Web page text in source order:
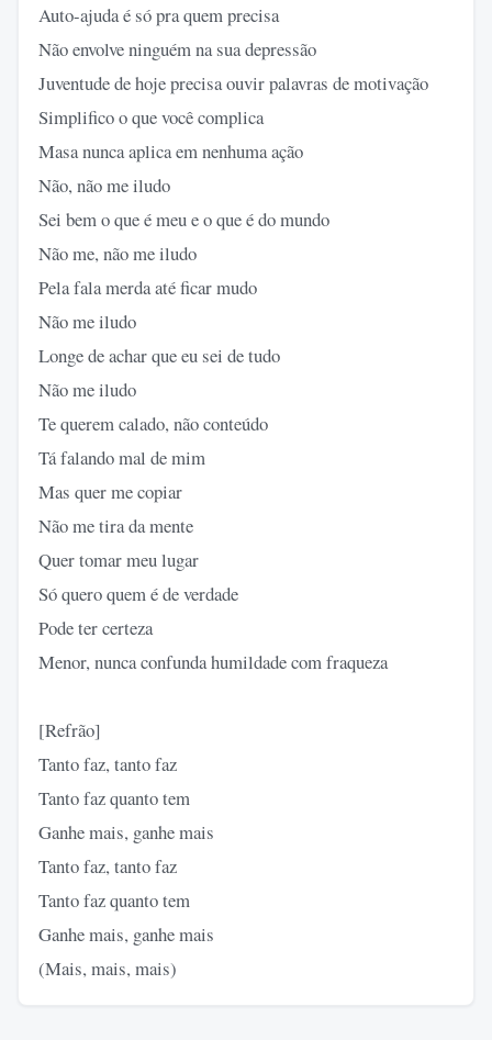
Auto-ajuda é só pra quem precisa
Não envolve ninguém na sua depressão
Juventude de hoje precisa ouvir palavras de motivação
Simplifico o que você complica
Masa nunca aplica em nenhuma ação
Não, não me iludo
Sei bem o que é meu e o que é do mundo
Não me, não me iludo
Pela fala merda até ficar mudo
Não me iludo
Longe de achar que eu sei de tudo
Não me iludo
Te querem calado, não conteúdo
Tá falando mal de mim
Mas quer me copiar
Não me tira da mente
Quer tomar meu lugar
Só quero quem é de verdade
Pode ter certeza
Menor, nunca confunda humildade com fraqueza
[Refrão]
Tanto faz, tanto faz
Tanto faz quanto tem
Ganhe mais, ganhe mais
Tanto faz, tanto faz
Tanto faz quanto tem
Ganhe mais, ganhe mais
(Mais, mais, mais)